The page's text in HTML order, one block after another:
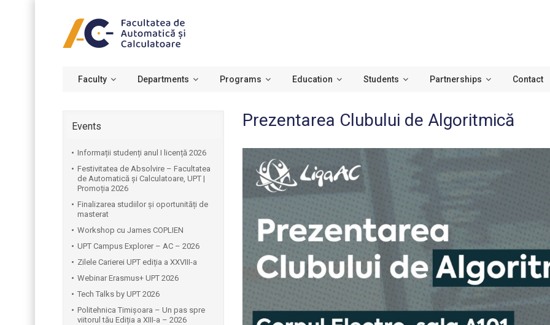
Faculty Departments Programs Education Students Partnerships Contact
Prezentarea Clubului de Algoritmică
Events
Informații studenți anul I licență 2026
Festivitatea de Absolvire – Facultatea
de Automatică și Calculatoare, UPT |
Promoția 2026
Finalizarea studiilor și oportunități de
masterat
Workshop cu James COPLIEN
UPT Campus Explorer – AC – 2026
Zilele Carierei UPT ediția a XXVIII-a
Webinar Erasmus+ UPT 2026
Tech Talks by UPT 2026
Politehnica Timișoara – Un pas spre
viitorul tău Ediția a XIII-a – 2026